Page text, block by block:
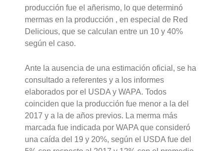
producción fue el añerismo, lo que determinó
mermas en la producción , en especial de Red
Delicious, que se calculan entre un 10 y 40%
según el caso.
Ante la ausencia de una estimación oficial, se ha
consultado a referentes y a los informes
elaborados por el USDA y WAPA. Todos
coinciden que la producción fue menor a la del
2017 y a la de años previos. La merma más
marcada fue indicada por WAPA que consideró
una caída del 19 y 20%, según el USDA fue del